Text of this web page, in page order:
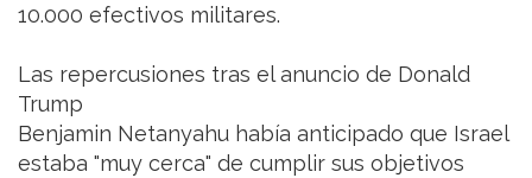
10.000 efectivos militares.
Las repercusiones tras el anuncio de Donald
Trump
Benjamin Netanyahu había anticipado que Israel
estaba "muy cerca" de cumplir sus objetivos